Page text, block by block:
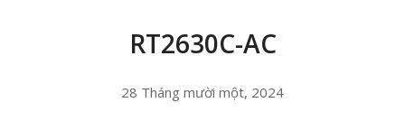
RT2630C-AC
28 Tháng mười một, 2024